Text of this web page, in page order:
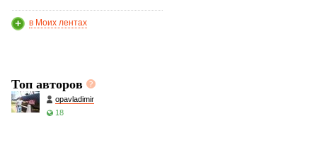
в Моих лентах
Топ авторов
opavladimir
18